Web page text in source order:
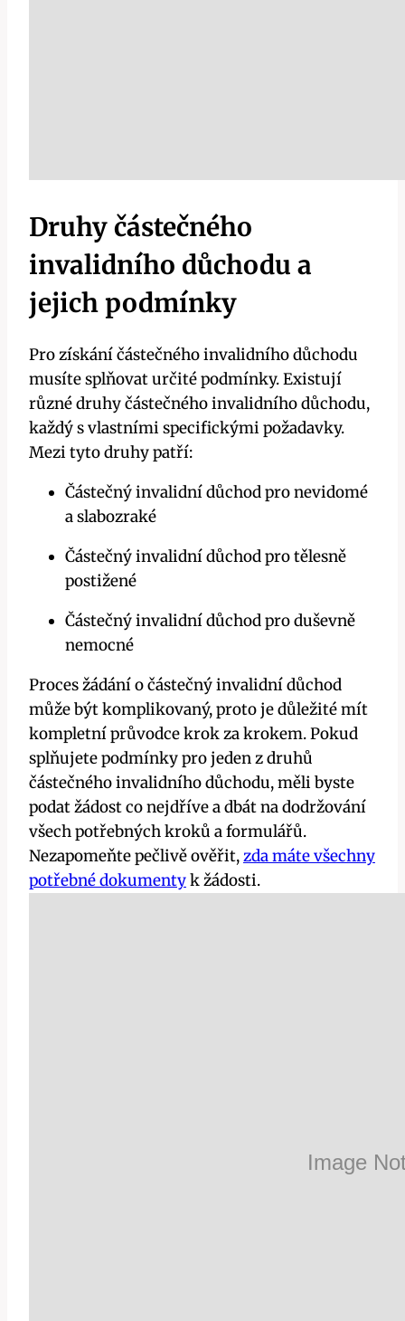
Druhy částečného
invalidního důchodu a
jejich podmínky
Pro získání částečného invalidního důchodu
musíte splňovat určité podmínky. Existují
různé druhy částečného invalidního důchodu,
každý s vlastními specifickými požadavky.
Mezi tyto druhy patří:
Částečný invalidní důchod pro nevidomé
a slabozraké
Částečný invalidní důchod pro tělesně
postižené
Částečný invalidní důchod pro duševně
nemocné
Proces žádání o částečný invalidní důchod
může být komplikovaný, proto je důležité mít
kompletní průvodce krok za krokem. Pokud
splňujete podmínky pro jeden z druhů
částečného invalidního důchodu, měli byste
podat žádost co nejdříve a dbát na dodržování
všech potřebných kroků a formulářů.
Nezapomeňte pečlivě ověřit,zda máte všechny
potřebné dokumentyk žádosti.